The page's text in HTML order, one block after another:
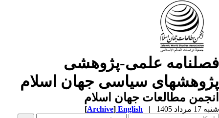
علمی-پژوهشی
سیاسی جهان اسلام
مطالعات جهان اسلام
مرداد 1405 |
English
[Archive]